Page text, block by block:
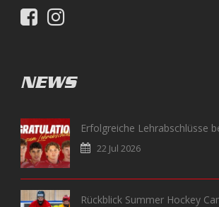
NEWS
Erfolgreiche Lehrabschlüsse
22 Jul 2026
Rückblick Summer Hockey